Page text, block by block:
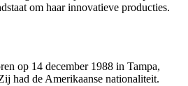
om haar innovatieve producties.
op 14 december 1988 in Tampa,
had de Amerikaanse nationaliteit.